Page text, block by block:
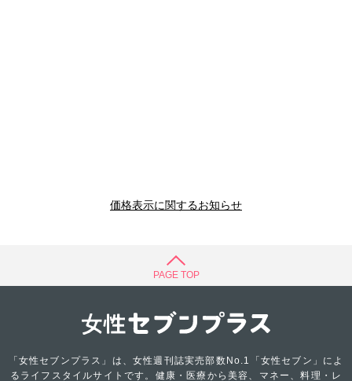
価格表示に関するお知らせ
PAGE TOP
「女性セブンプラス」は、女性週刊誌実売部数No.1「女性セブン」によ
るライフスタイルサイトです。健康・医療から美容、マネー、料理・レ